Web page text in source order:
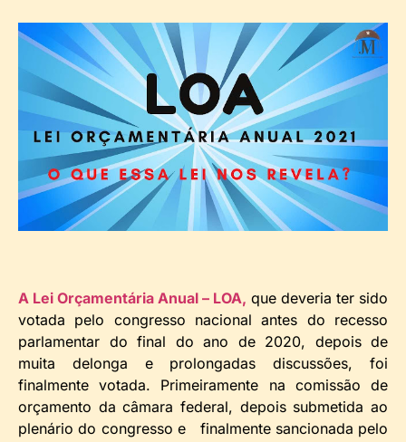
A Lei Orçamentária Anual – LOA, que deveria ter sido
votada pelo congresso nacional antes do recesso
parlamentar do final do ano de 2020, depois de
muita delonga e prolongadas discussões, foi
finalmente votada. Primeiramente na comissão de
orçamento da câmara federal, depois submetida ao
plenário do congresso e finalmente sancionada pelo